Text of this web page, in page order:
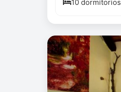
10 dormitorios